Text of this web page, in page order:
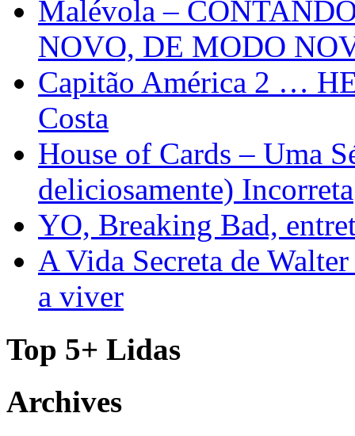
Malévola –
NOVO, DE MODO
Capitão América 2 …
Costa
House of Cards – Uma
deliciosamente) Incorreta
YO, Breaking Bad,
A Vida Secreta de
a viver
Top 5+ Lidas
Archives